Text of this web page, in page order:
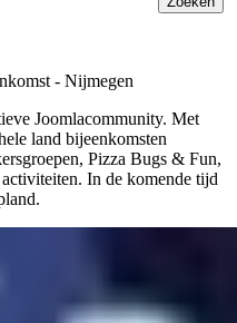
- Nijmegen
Joomlacommunity. Met
land bijeenkomsten
Pizza Bugs & Fun,
In de komende tijd